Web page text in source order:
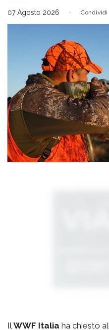
07 Agosto 2026 Condividi
IlWWF Italia ha chiesto